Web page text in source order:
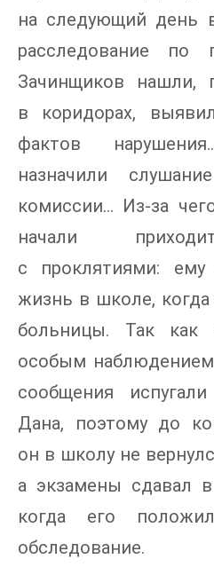
на следующий день
расследование по
Зачинщиков нашли,
в коридорах,
фактов
назначили
комиссии… Из-за
начали
с проклятиями:
жизнь в школе,
больницы. Так
особым
сообщения
Дана, поэтому до
он в школу не
а экзамены сдавал
когда его
обследование.